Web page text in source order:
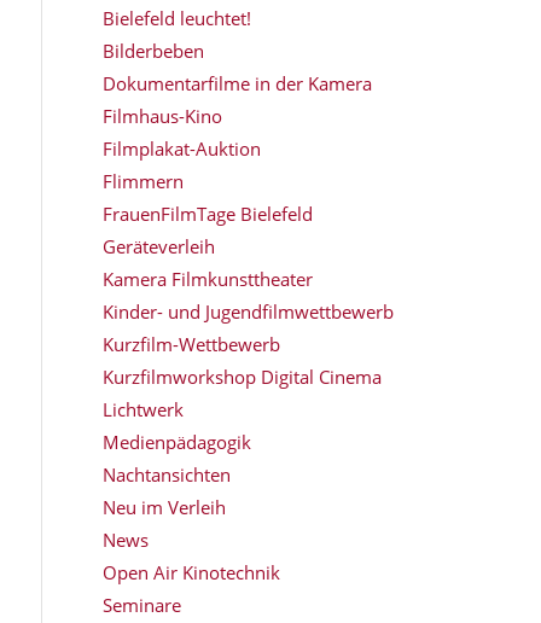
Bielefeld leuchtet!
Bilderbeben
Dokumentarfilme in der Kamera
Filmhaus-Kino
Filmplakat-Auktion
Flimmern
FrauenFilmTage Bielefeld
Geräteverleih
Kamera Filmkunsttheater
Kinder- und Jugendfilmwettbewerb
Kurzfilm-Wettbewerb
Kurzfilmworkshop Digital Cinema
Lichtwerk
Medienpädagogik
Nachtansichten
Neu im Verleih
News
Open Air Kinotechnik
Seminare